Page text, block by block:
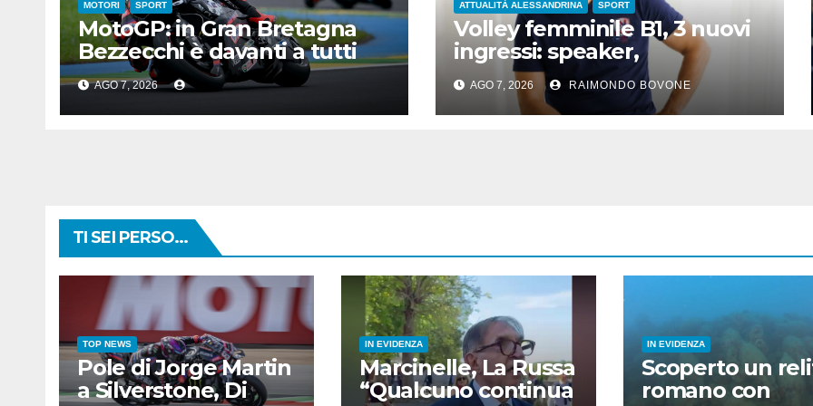
MOTORI SPORT
MotoGP: in Gran Bretagna
Bezzecchi è davanti a tutti
nelle Practice
AGO 7, 2026
ATTUALITÀ ALESSANDRINA SPORT
Volley femminile B1, 3 nuovi
ingressi: speaker,
preparatore atletico e team
manager
AGO 7, 2026 RAIMONDO BOVONE
TI SEI PERSO...
TOP NEWS
Pole di Jorge Martin
a Silverstone, Di
IN EVIDENZA
Marcinelle, La Russa
“Qualcuno continua
IN EVIDENZA
Scoperto un
romano con